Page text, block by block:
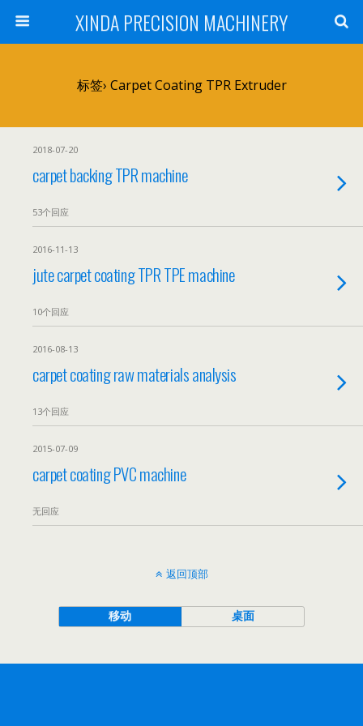
XINDA PRECISION MACHINERY
标签› Carpet Coating TPR Extruder
2018-07-20
carpet backing TPR machine
53个回应
2016-11-13
jute carpet coating TPR TPE machine
10个回应
2016-08-13
carpet coating raw materials analysis
13个回应
2015-07-09
carpet coating PVC machine
无回应
返回顶部
移动 桌面